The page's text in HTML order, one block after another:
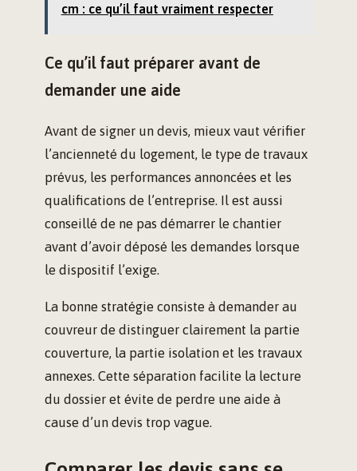
cm : ce qu’il faut vraiment respecter
Ce qu’il faut préparer avant de
demander une aide
Avant de signer un devis, mieux vaut vérifier
l’ancienneté du logement, le type de travaux
prévus, les performances annoncées et les
qualifications de l’entreprise. Il est aussi
conseillé de ne pas démarrer le chantier
avant d’avoir déposé les demandes lorsque
le dispositif l’exige.
La bonne stratégie consiste à demander au
couvreur de distinguer clairement la partie
couverture, la partie isolation et les travaux
annexes. Cette séparation facilite la lecture
du dossier et évite de perdre une aide à
cause d’un devis trop vague.